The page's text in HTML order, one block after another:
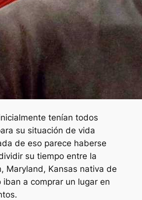
tenían todos
su situación de vida
de eso parece haberse
su tiempo entre la
Maryland, Kansas nativa de
iban a comprar un lugar en